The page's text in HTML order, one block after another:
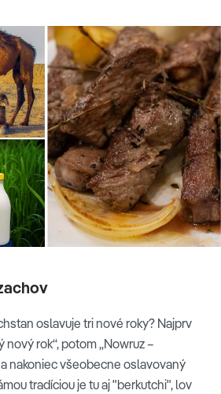
oslavuje tri nové roky? Najprv
rok“, potom „Nowruz –
a nakoniec všeobecne oslavovaný
tradíciou je tu aj "berkutchi", lov